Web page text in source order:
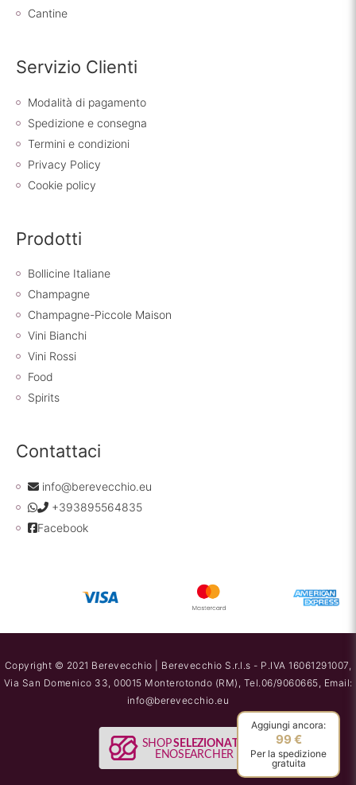
Aggiungi ancora:
99 €
Per la spedizione
gratuita
Cantine
Servizio Clienti
Modalità di pagamento
Spedizione e consegna
Termini e condizioni
Privacy Policy
Cookie policy
Prodotti
Bollicine Italiane
Champagne
Champagne-Piccole Maison
Vini Bianchi
Vini Rossi
Food
Spirits
Contattaci
info@berevecchio.eu
+393895564835
Facebook
Copyright © 2021 Berevecchio | Berevecchio S.r.l.s - P.IVA 16061291007,
Via San Domenico 33, 00015 Monterotondo (RM), Tel.06/9060665, Email:
info@berevecchio.eu